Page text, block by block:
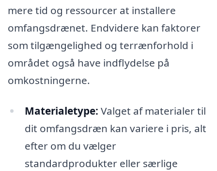
mere tid og ressourcer at installere
omfangsdrænet. Endvidere kan faktorer
som tilgængelighed og terrænforhold i
området også have indflydelse på
omkostningerne.
Materialetype: Valget af materialer til
dit omfangsdræn kan variere i pris, alt
efter om du vælger
standardprodukter eller særlige